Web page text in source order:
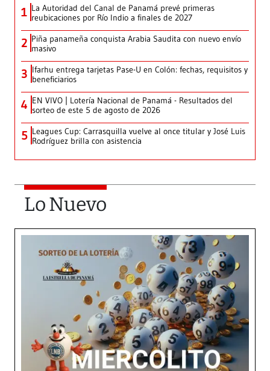
1 La Autoridad del Canal de Panamá prevé primeras
reubicaciones por Río Indio a finales de 2027
2 Piña panameña conquista Arabia Saudita con nuevo envío
masivo
3 Ifarhu entrega tarjetas Pase-U en Colón: fechas, requisitos y
beneficiarios
4 EN VIVO | Lotería Nacional de Panamá - Resultados del
sorteo de este 5 de agosto de 2026
5 Leagues Cup: Carrasquilla vuelve al once titular y José Luis
Rodríguez brilla con asistencia
Lo Nuevo